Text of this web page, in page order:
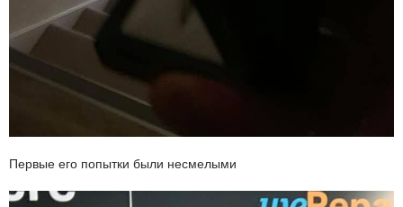
Первые его попытки были несмелыми